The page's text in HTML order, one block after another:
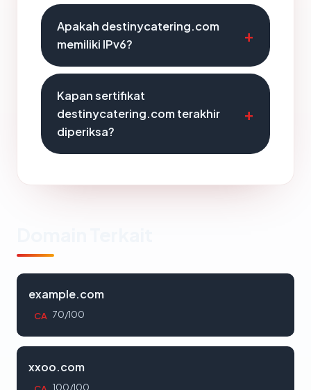
Apakah destinycatering.com
memiliki IPv6?
Kapan sertifikat
destinycatering.com terakhir
diperiksa?
example.com
CA 70/100
xxoo.com
100/100